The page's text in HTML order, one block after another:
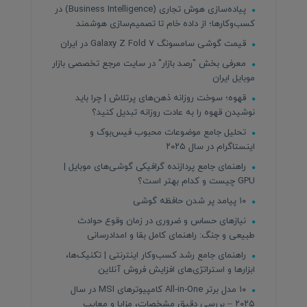
پیاده‌سازی هوش تجاری (Business Intelligence) در
کسب‌وکارها؛ از داده خام تا تصمیم‌سازی هوشمند
قیمت گوشی سامسونگ Galaxy Z Fold 7 در ایران
معرفی بخش "رصد بازار" در سایت مرجع تخصصی بازار
موبایل ایران
قهوه؛ سوخت روزانه ذهن‌های پرتلاش | چرا باید
نوشیدن قهوه را به عادت روزانه تبدیل کنید؟
تحلیل جامع موضوعات محبوب فیس‌بوک و
اینستاگرام در سال ۲۰۲۵
راهنمای جامع پردازنده‌ گرافیکی گوشی‌های موبایل |
GPU چیست و کدام بهتر است؟
نیازهای حساس و ضروری در زمان وقوع حوادث
طبیعی و جنگ: راهنمای کامل بقا و امدادرسانی
راهنمای جامع رشد کسب‌وکار اینترنتی | تکنیک‌ها،
ابزارها و استراتژی‌های افزایش فروش آنلاین
۱۰ مدل برتر All‑in‑One کامپیوترهای MSI در سال
۲۰۲۵ – بررسی دقیق مشخصات، مزایا و معایب